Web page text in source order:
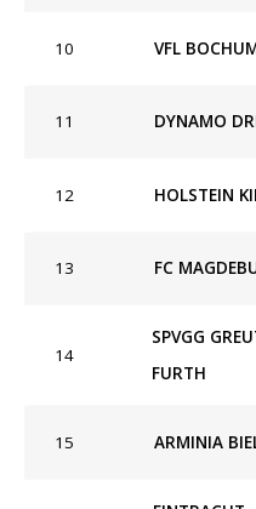
10 VFL
11 DYNAMO
12 HOLSTEIN
13 FC
14
SPVGG
FURTH
15 ARMINIA